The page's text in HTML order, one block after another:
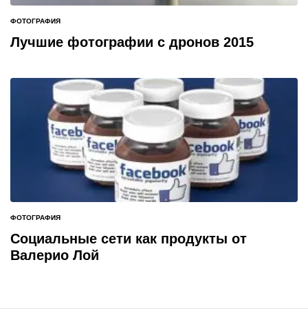
ОПУБЛИКОВАНО
В
ФОТОГРАФИЯ
Лучшие фотографии с дронов 2015
ОПУБЛИКОВАНО
В
ФОТОГРАФИЯ
Социальные сети как продукты от
Валерио Лой